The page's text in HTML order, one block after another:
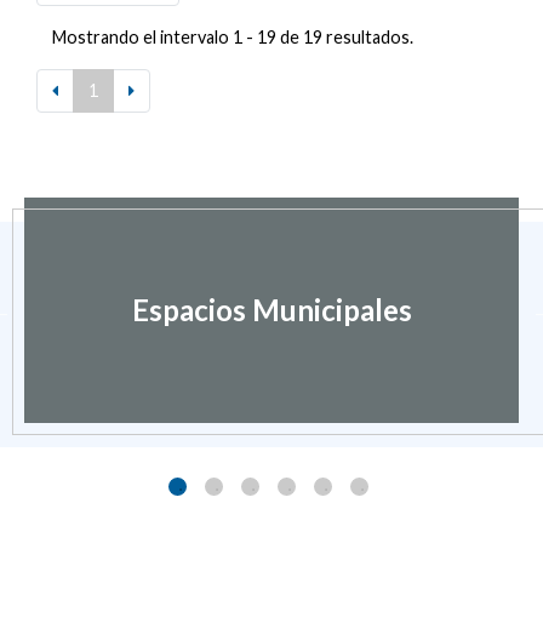
Mostrando el intervalo 1 - 19 de 19 resultados.
1
Espacios Municipales